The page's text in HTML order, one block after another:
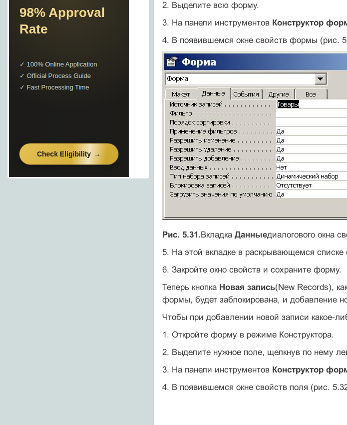
2. Выделите всю форму.
3. На панели инструментов Конструктор
4. В появившемся окне свойств формы (рис.
Рис. 5.31.Вкладка Данныедиалогового окна
5. На этой вкладке в раскрывающемся списке
6. Закройте окно свойств и сохраните форму.
Теперь кнопка Новая запись(New Records),
формы, будет заблокирована, и добавление
Чтобы при добавлении новой записи какое-
1. Откройте форму в режиме Конструктора.
2. Выделите нужное поле, щелкнув по нему
3. На панели инструментов Конструктор
4. В появившемся окне свойств поля (рис.